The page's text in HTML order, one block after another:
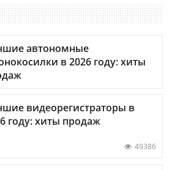
автономные
в 2026 году: хиты
видеорегистраторы в
году: хиты продаж
49386